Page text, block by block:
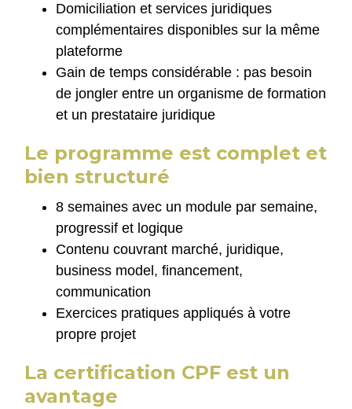
Domiciliation et services juridiques
complémentaires disponibles sur la même
plateforme
Gain de temps considérable : pas besoin
de jongler entre un organisme de formation
et un prestataire juridique
Le programme est complet et
bien structuré
8 semaines avec un module par semaine,
progressif et logique
Contenu couvrant marché, juridique,
business model, financement,
communication
Exercices pratiques appliqués à votre
propre projet
La certification CPF est un
avantage